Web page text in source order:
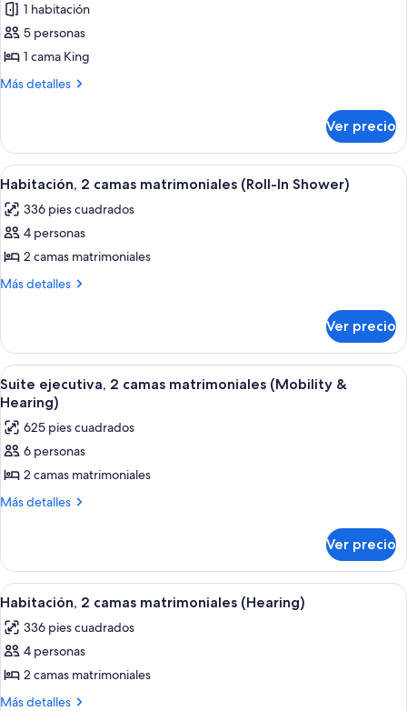
fotos
de
Suite
presidencial,
1 habitación
5 personas
1 cama King
Más detalles
Más
presidencial,
habitación
Ver precio
Abrir
todas
las
fotos
de
Habitación,
matrimoniales
(Roll-
In
Shower)
Habitación de hotel moderna con
6
Habitación, 2 camas matrimoniales (Roll-In Shower)
336 pies cuadrados
4 personas
2 camas matrimoniales
Más detalles
Más
2
camas
matrimoniales
(Roll-
Shower)
Ver precio
Abrir
todas
las
fotos
de
Suite
ejecutiva,
matrimoniales
(Mobility
&
Hearing)
Habitación de hotel con una cama
8
Suite ejecutiva, 2 camas matrimoniales (Mobility &
Hearing)
625 pies cuadrados
6 personas
2 camas matrimoniales
Más detalles
Más
ejecutiva,
camas
(Mobility
&
Ver precio
Abrir
todas
las
fotos
de
Habitación,
Habitación de hotel moderna con
8
Habitación, 2 camas matrimoniales (Hearing)
336 pies cuadrados
4 personas
2 camas matrimoniales
Más detalles
Más